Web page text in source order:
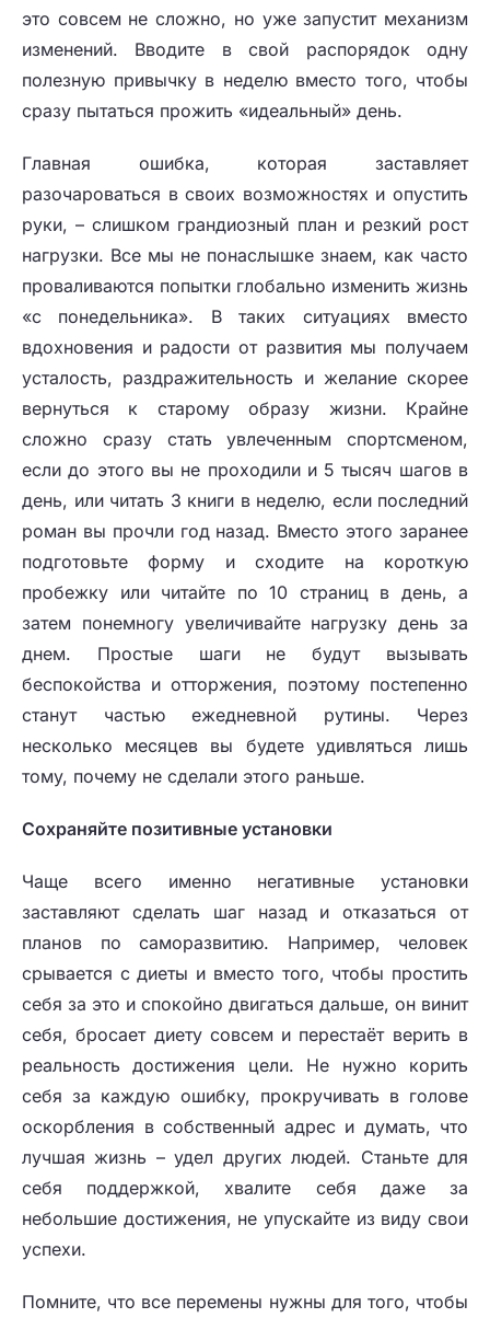
это совсем не сложно, но уже запустит механизм
изменений. Вводите в свой распорядок одну
полезную привычку в неделю вместо того, чтобы
сразу пытаться прожить «идеальный» день.
Главная ошибка, которая заставляет
разочароваться в своих возможностях и опустить
руки, – слишком грандиозный план и резкий рост
нагрузки. Все мы не понаслышке знаем, как часто
проваливаются попытки глобально изменить жизнь
«с понедельника». В таких ситуациях вместо
вдохновения и радости от развития мы получаем
усталость, раздражительность и желание скорее
вернуться к старому образу жизни. Крайне
сложно сразу стать увлеченным спортсменом,
если до этого вы не проходили и 5 тысяч шагов в
день, или читать 3 книги в неделю, если последний
роман вы прочли год назад. Вместо этого заранее
подготовьте форму и сходите на короткую
пробежку или читайте по 10 страниц в день, а
затем понемногу увеличивайте нагрузку день за
днем. Простые шаги не будут вызывать
беспокойства и отторжения, поэтому постепенно
станут частью ежедневной рутины. Через
несколько месяцев вы будете удивляться лишь
тому, почему не сделали этого раньше.
Сохраняйте позитивные установки
Чаще всего именно негативные установки
заставляют сделать шаг назад и отказаться от
планов по саморазвитию. Например, человек
срывается с диеты и вместо того, чтобы простить
себя за это и спокойно двигаться дальше, он винит
себя, бросает диету совсем и перестаёт верить в
реальность достижения цели. Не нужно корить
себя за каждую ошибку, прокручивать в голове
оскорбления в собственный адрес и думать, что
лучшая жизнь – удел других людей. Станьте для
себя поддержкой, хвалите себя даже за
небольшие достижения, не упускайте из виду свои
успехи.
Помните, что все перемены нужны для того, чтобы